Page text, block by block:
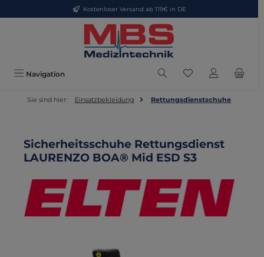
Zum Hauptinhalt springenKostenloser Versand ab 119€ in DE
Navigation Du hast 0
Sie sind hier: Einsatzbekleidung Rettungsdienstschuhe
Sicherheitsschuhe Rettungsdienst
LAURENZO BOA® Mid ESD S3